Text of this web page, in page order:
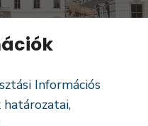
Információs